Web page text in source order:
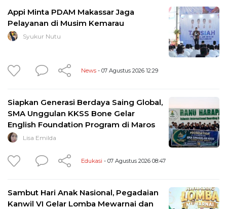
Appi Minta PDAM Makassar Jaga
Pelayanan di Musim Kemarau
Syukur Nutu
News - 07 Agustus 2026 12:29
Siapkan Generasi Berdaya Saing Global,
SMA Unggulan KKSS Bone Gelar
English Foundation Program di Maros
Lisa Emilda
Edukasi - 07 Agustus 2026 08:47
Sambut Hari Anak Nasional, Pegadaian
Kanwil VI Gelar Lomba Mewarnai dan